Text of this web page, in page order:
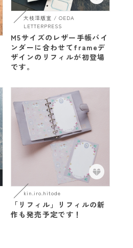
大枝活版室 / OEDA
LETTERPRESS
M5サイズのレザー手帳バイ
ンダーに合わせてframeデ
ザインのリフィルが初登場
です。
kin.iro.hitode
「リフィル」リフィルの新
作も発売予定です！